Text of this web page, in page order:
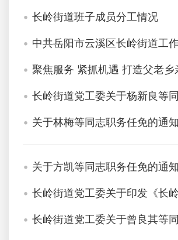
长岭街道班子成员分工情况
中共岳阳市云溪区长岭街道工
聚焦服务 紧抓机遇 打造父老
长岭街道党工委关于杨新良等
关于林梅等同志职务任免的通知
关于方凯等同志职务任免的通知
长岭街道党工委关于印发《长
长岭街道党工委关于曾良其等